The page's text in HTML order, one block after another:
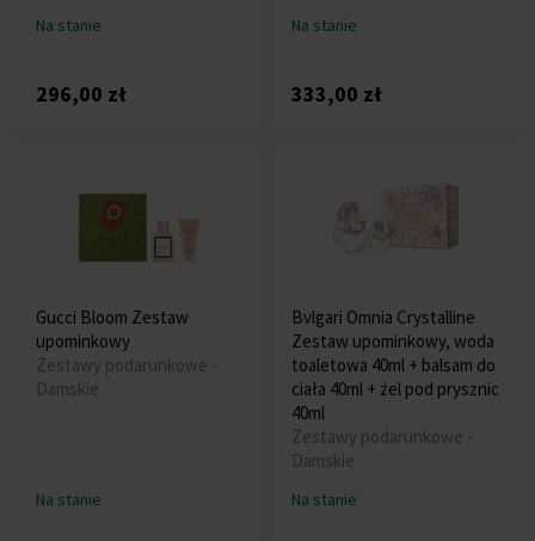
Na stanie
296,00 zł
Na stanie
333,00 zł
Gucci Bloom Zestaw
upominkowy
Zestawy podarunkowe -
Damskie
Na stanie
Bvlgari Omnia Crystalline
Zestaw upominkowy, woda
toaletowa 40ml + balsam do
ciała 40ml + żel pod prysznic
40ml
Zestawy podarunkowe -
Damskie
Na stanie